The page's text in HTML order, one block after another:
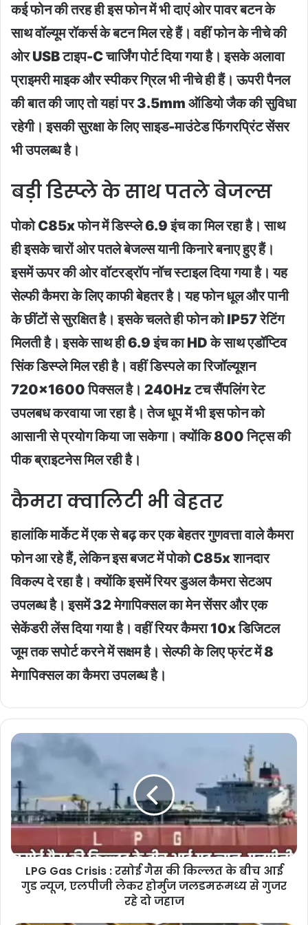
कई फोन की तरह ही इस फोन में भी दाएं ओर पावर बटन के
साथ वॉल्यूम रॉकर्स के बटन मिल रहे हैं। वहीं फोन के नीचे की
ओर USB टाइप-C चार्जिंग पोर्ट दिया गया है। इसके अलावा
प्राइमरी माइक और स्पीकर ग्रिल भी नीचे ही हैं। ऊपरी पैनल
की बात की जाए तो यहां पर 3.5mm ऑडियो जैक की सुविधा
रहेगी। इसकी सुरक्षा के लिए साइड-माउंटेड फिंगरप्रिंट सेंसर
भी उपलब्ध है।
बड़ी डिस्प्ले के साथ पतले बेजल्स
पोको C85x फोन में डिस्प्ले 6.9 इंच का मिल रहा है। साथ
ही इसके चारों ओर पतले बेजल्स यानी किनारे बनाए हुए हैं।
इसमें ऊपर की ओर वॉटरड्रॉप नॉच स्टाइल दिया गया है। यह
सेल्फी कैमरा के लिए काफी बेहतर है। यह फोन धूल और पानी
के छींटों से सुरक्षित है। इसके चलते ही फोन को IP57 रेटिंग
मिलती है। इसके साथ ही 6.9 इंच का HD के साथ एडॉप्टिव
सिंक डिस्प्ले मिल रही है। वहीं डिस्पले का रिजॉल्यूशन
720×1600 पिक्सल है। 240Hz टच सैंपलिंग रेट
उपलबध करवाया जा रहा है। तेज धूप में भी इस फोन को
आसानी से प्रयोग किया जा सकेगा। क्योंकि 800 निट्स की
पीक ब्राइटनेस मिल रही है।
कैमरा क्वालिटी भी बेहतर
हालांकि मार्केट में एक से बढ़ कर एक बेहतर गुणवत्ता वाले कैमरा
फोन आ रहे हैं, लेकिन इस बजट में पोको C85x शानदार
विकल्प दे रहा है। क्योंकि इसमें रियर डुअल कैमरा सेटअप
उपलब्ध है। इसमें 32 मेगापिक्सल का मेन सेंसर और एक
सेकेंडरी लेंस दिया गया है। वहीं रियर कैमरा 10x डिजिटल
जूम तक सपोर्ट करने में सक्षम है। सेल्फी के लिए फ्रंट में 8
मेगापिक्सल का कैमरा उपलब्ध है।
LPG
Crisis
रसोई
गैस
की
के
आई
LPG Gas Crisis : रसोई गैस की किल्लत के बीच आई
गुड न्यूज, एलपीजी लेकर होर्मुज जलडमरूमध्य से गुजर
रहे दो जहाज